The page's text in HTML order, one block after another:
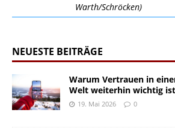
Warth/Schröcken)
NEUESTE BEITRÄGE
Warum Vertrauen in
Welt weiterhin wichtig ist
19. Mai 2026 0